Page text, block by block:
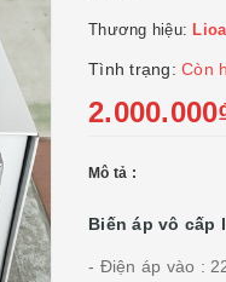
Thương hiệu:
Tình trạng: Còn
Mô tả :
Biến áp vô cấp
- Điện áp vào :